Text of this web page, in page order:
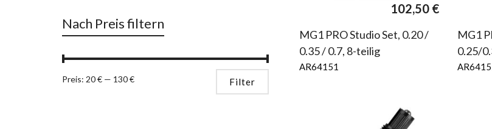
102,50 €
MG1 PRO Studio Set, 0.20 /
0.35 / 0.7, 8-teilig
AR64151
MG1
0.25/
Nach Preis filtern
Preis
Preis
Filter
Preis: 20 € — 130 €